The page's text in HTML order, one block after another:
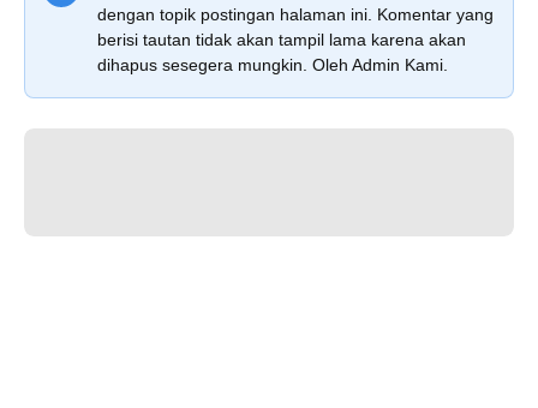
dengan topik postingan halaman ini. Komentar yang
berisi tautan tidak akan tampil lama karena akan
dihapus sesegera mungkin. Oleh Admin Kami.